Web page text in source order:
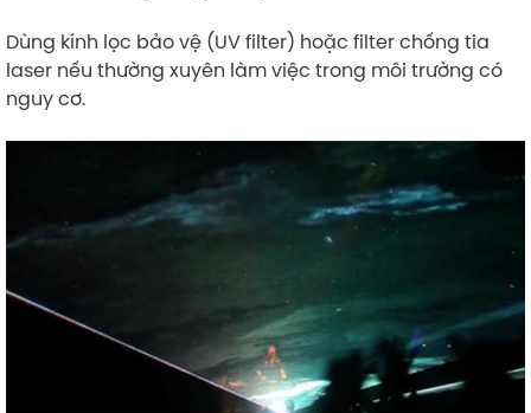
Dùng kính lọc bảo vệ (UV filter) hoặc filter chống tia
laser nếu thường xuyên làm việc trong môi trường có
nguy cơ.